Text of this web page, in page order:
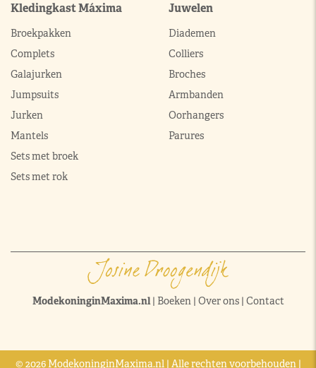
Kledingkast Máxima
Broekpakken
Complets
Galajurken
Jumpsuits
Jurken
Mantels
Sets met broek
Sets met rok
Juwelen
Diademen
Colliers
Broches
Armbanden
Oorhangers
Parures
ModekoninginMaxima.nl| Boeken| Over ons| Contact
© 2026 ModekoninginMaxima.nl | Alle rechten voorbehouden |